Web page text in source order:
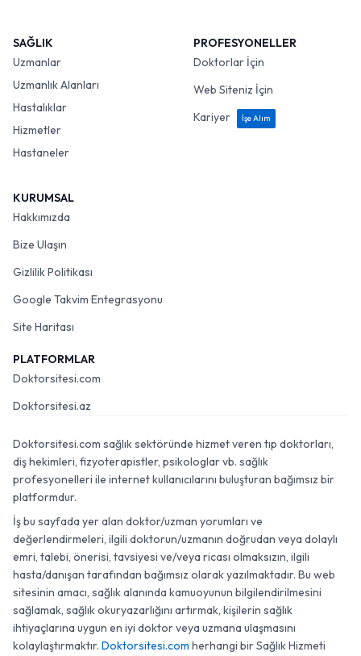
SAĞLIK
Uzmanlar
Uzmanlık Alanları
Hastalıklar
Hizmetler
Hastaneler
PROFESYONELLER
Doktorlar İçin
Web Siteniz İçin
Kariyer
İşe Alım
KURUMSAL
Hakkımızda
Bize Ulaşın
Gizlilik Politikası
Google Takvim Entegrasyonu
Site Haritası
PLATFORMLAR
Doktorsitesi.com
Doktorsitesi.az
Doktorsitesi.com sağlık sektöründe hizmet veren tıp doktorları,
diş hekimleri, fizyoterapistler, psikologlar vb. sağlık
profesyonelleri ile internet kullanıcılarını buluşturan bağımsız bir
platformdur.
İş bu sayfada yer alan doktor/uzman yorumları ve
değerlendirmeleri, ilgili doktorun/uzmanın doğrudan veya dolaylı
emri, talebi, önerisi, tavsiyesi ve/veya ricası olmaksızın, ilgili
hasta/danışan tarafından bağımsız olarak yazılmaktadır. Bu web
sitesinin amacı, sağlık alanında kamuoyunun bilgilendirilmesini
sağlamak, sağlık okuryazarlığını artırmak, kişilerin sağlık
ihtiyaçlarına uygun en iyi doktor veya uzmana ulaşmasını
kolaylaştırmaktır. Doktorsitesi.com herhangi bir Sağlık Hizmeti